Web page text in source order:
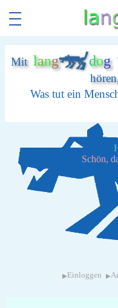
Mit lang dog
Was tut ein
Schön,
▸ Einloggen ▸